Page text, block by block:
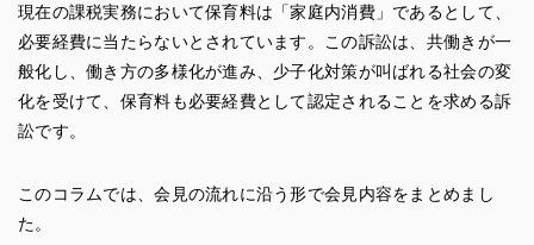
現在の課税実務において保育料は「家庭内消費」であるとして、
必要経費に当たらないとされています。この訴訟は、共働きが一
般化し、働き方の多様化が進み、少子化対策が叫ばれる社会の変
化を受けて、保育料も必要経費として認定されることを求める訴
訟です。
このコラムでは、会見の流れに沿う形で会見内容をまとめまし
た。